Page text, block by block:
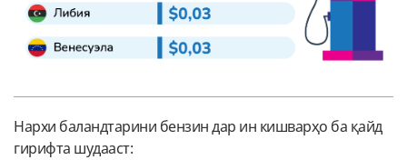
Нархи баландтарини бензин дар ин кишварҳо ба қайд
гирифта шудааст: